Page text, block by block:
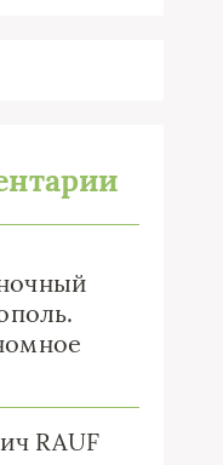
RAUF